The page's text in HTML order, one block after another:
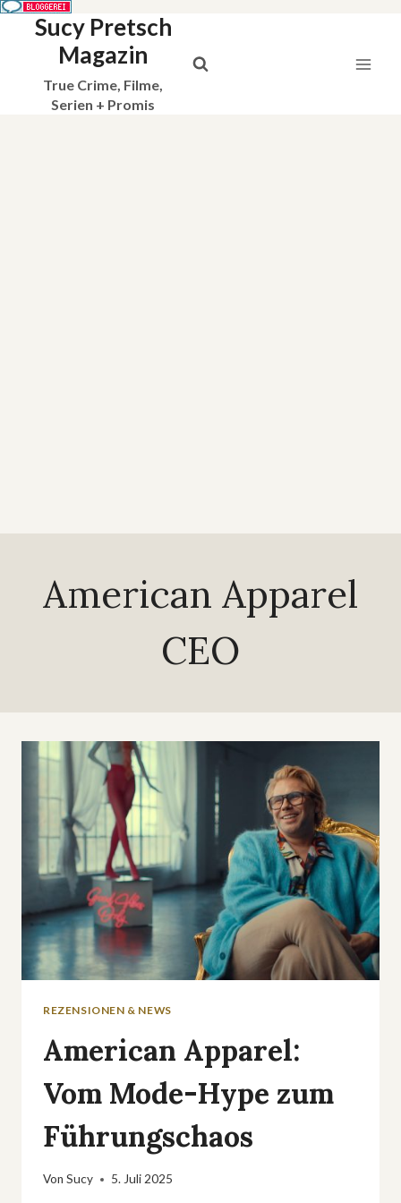
Sucy Pretsch
Magazin
True Crime, Filme,
Serien + Promis
American Apparel
CEO
REZENSIONEN & NEWS
American Apparel:
Vom Mode-Hype zum
Führungschaos
Von Sucy 5. Juli 2025